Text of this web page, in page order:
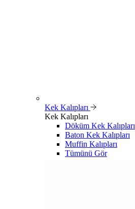
Kek Kalıpları
Kek Kalıpları
Döküm Kek Kalıpları
Baton Kek Kalıpları
Muffin Kalıpları
Tümünü Gör